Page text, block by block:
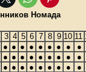
Номада
3 4 5 6 7 8 9 10 11
● ● ● ● ● ● ● ●
●
● ● ● ● ● ● ● ●
●
● ● ● ● ● ● ● ●
●